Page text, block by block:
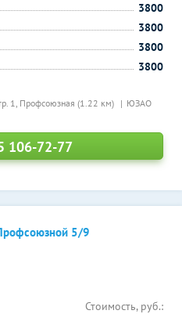
1, Профсоюзная (1.22 км) ЮЗАО
3800
3800
3800
3800
106-72-77
5/9
Стоимость, руб.: